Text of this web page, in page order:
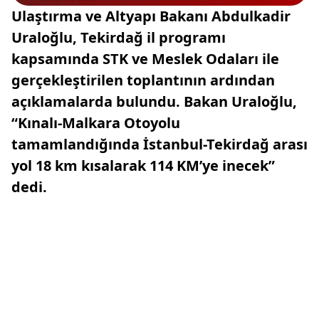
Ulaştırma ve Altyapı Bakanı Abdulkadir
Uraloğlu, Tekirdağ il programı
kapsamında STK ve Meslek Odaları ile
gerçekleştirilen toplantının ardından
açıklamalarda bulundu. Bakan Uraloğlu,
“Kınalı-Malkara Otoyolu
tamamlandığında İstanbul-Tekirdağ arası
yol 18 km kısalarak 114 KM’ye inecek”
dedi.